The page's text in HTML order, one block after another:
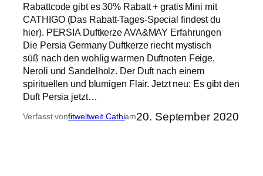
Rabattcode gibt es 30% Rabatt + gratis Mini mit
CATHIGO (Das Rabatt-Tages-Special findest du
hier). PERSIA Duftkerze AVA&MAY Erfahrungen
Die Persia Germany Duftkerze riecht mystisch
süß nach den wohlig warmen Duftnoten Feige,
Neroli und Sandelholz. Der Duft nach einem
spirituellen und blumigen Flair. Jetzt neu: Es gibt den
Duft Persia jetzt…
Verfasst vonfitweltweit Cathiam20. September 2020